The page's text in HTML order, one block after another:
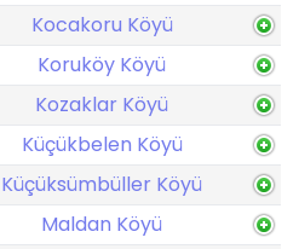
Kocakoru Köyü
Koruköy Köyü
Kozaklar Köyü
Küçükbelen Köyü
Küçüksümbüller Köyü
Maldan Köyü